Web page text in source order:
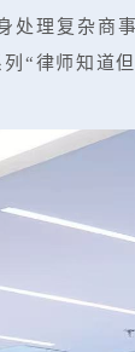
处理复杂商
“律师知道